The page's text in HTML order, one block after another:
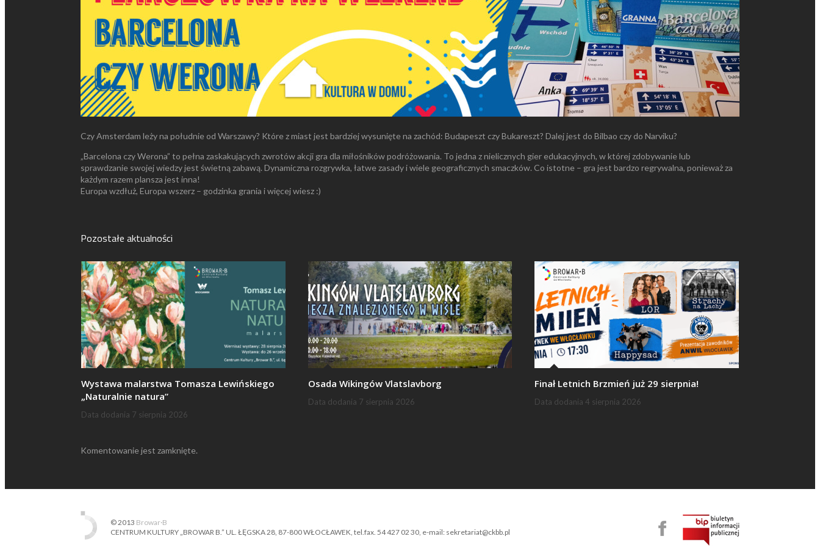
Czy Amsterdam leży na południe od Warszawy? Które z miast jest bardziej wysunięte na zachód: Budapeszt czy Bukareszt? Dalej jest do Bilbao czy do Narviku?
„Barcelona czy Werona” to pełna zaskakujących zwrotów akcji gra dla miłośników podróżowania. To jedna z nielicznych gier edukacyjnych, w której zdobywanie lub
sprawdzanie swojej wiedzy jest świetną zabawą. Dynamiczna rozgrywka, łatwe zasady i wiele geograficznych smaczków. Co istotne – gra jest bardzo regrywalna, ponieważ za
każdym razem plansza jest inna!
Europa wzdłuż, Europa wszerz – godzinka grania i więcej wiesz :)
Pozostałe aktualności
Wystawa malarstwa Tomasza Lewińskiego
„Naturalnie natura”
Data dodania 7 sierpnia 2026
Osada Wikingów Vlatslavborg
Data dodania 7 sierpnia 2026
Finał Letnich Brzmień już 29 sierpnia!
Data dodania 4 sierpnia 2026
Komentowanie jest zamknięte.
© 2013 Browar·B
CENTRUM KULTURY „BROWAR B.” UL. ŁĘGSKA 28, 87-800 WŁOCŁAWEK, tel.fax. 54 427 02 30, e-mail: sekretariat@ckbb.pl